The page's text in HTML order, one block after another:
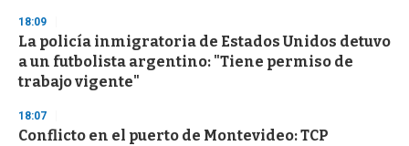
s
e
c
o
n
18:09
La policía inmigratoria de Estados Unidos detuvo
a un futbolista argentino: "Tiene permiso de
trabajo vigente"
18:07
Conflicto en el puerto de Montevideo: TCP